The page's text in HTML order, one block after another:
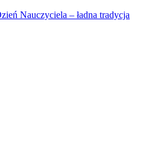
Nauczyciela – ładna tradycja